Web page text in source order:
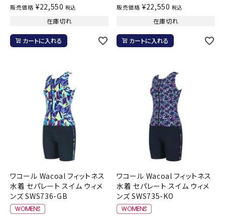
販売価格 ¥22,550 税込
在庫切れ
カートに入れる
販売価格 ¥22,550 税込
在庫切れ
カートに入れる
ワコール Wacoal フィットネス
水着 セパレート スイム ウィメ
ンズ SWS736-GB
ワコール Wacoal フィットネス
水着 セパレート スイム ウィメ
ンズ SWS735-KO